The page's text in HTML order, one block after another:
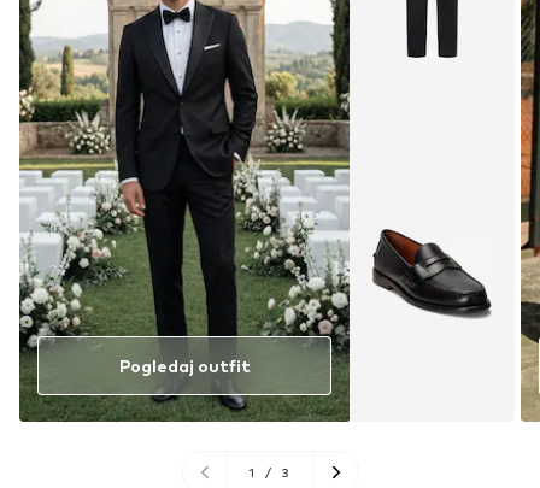
Pogledaj outfit
1 / 3